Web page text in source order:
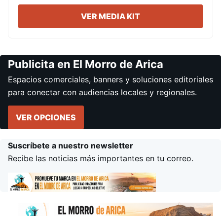
VER MEDIA KIT
Publicita en El Morro de Arica
Espacios comerciales, banners y soluciones editoriales
para conectar con audiencias locales y regionales.
VER OPCIONES
Suscríbete a nuestro newsletter
Recibe las noticias más importantes en tu correo.